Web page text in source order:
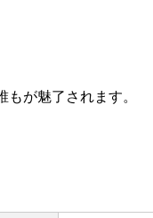
が魅了されます。